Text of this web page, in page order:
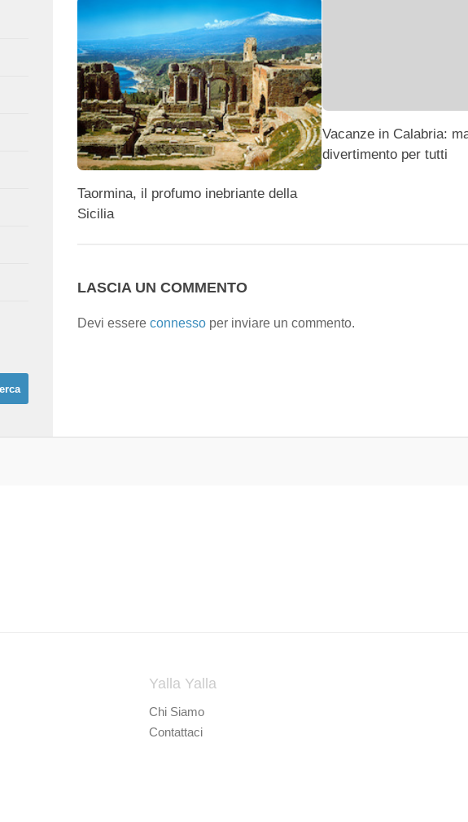
Taormina, il profumo inebriante della
Sicilia
Vacanze in Calabria:
divertimento per tutti
LASCIA UN COMMENTO
Devi essere connesso per inviare un commento.
Yalla Yalla
Chi Siamo
Contattaci